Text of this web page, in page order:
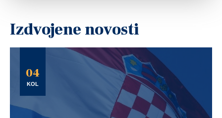
Izdvojene novosti
04
KOL